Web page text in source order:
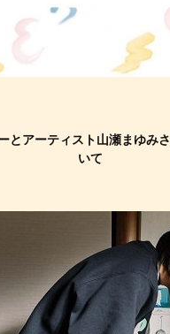
とアーティスト山瀬まゆみ
いて